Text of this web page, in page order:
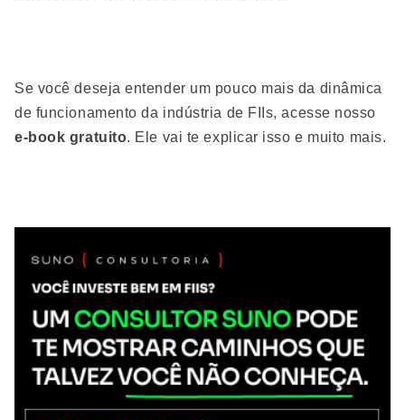
Se você deseja entender um pouco mais da dinâmica
de funcionamento da indústria de FIIs, acesse nosso
e-book gratuito. Ele vai te explicar isso e muito mais.